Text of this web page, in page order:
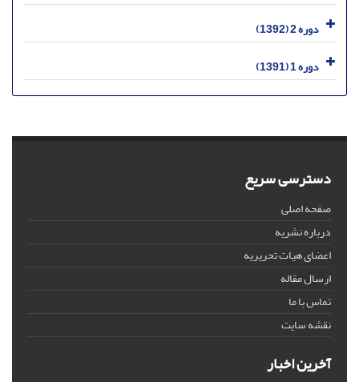
دوره 2 (1392)
دوره 1 (1391)
دسترسی سریع
صفحه اصلی
درباره نشریه
اعضای هیات تحریریه
ارسال مقاله
تماس با ما
نقشه سایت
آخرین اخبار